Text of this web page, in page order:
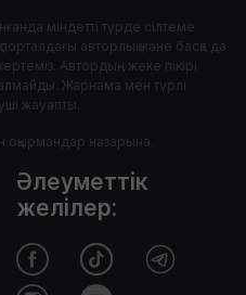
міндетті түрде сілтеме
авторлық және басқа да
Автордың жеке пікірі
Жарнама мен түрлі
жауапты.
оқырмандар назарына.
Әлеуметтік
желілер: